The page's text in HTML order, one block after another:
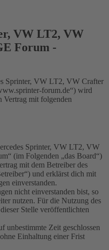
VW LT2, VW
Forum -
Sprinter, VW LT2, VW Crafter
forum.de“) wird
Vertrag mit folgenden
Sprinter, VW LT2, VW
(im Folgenden „das Board“)
mit dem Betreiber des
und erklärst dich mit
einverstanden.
nicht einverstanden bist, so
nutzen. Für die Nutzung des
Stelle veröffentlichten
unbestimmte Zeit geschlossen
Einhaltung einer Frist